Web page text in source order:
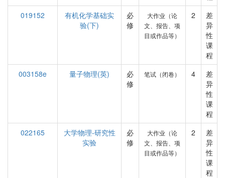
019152
有机化学基础实
验(下)
必
修
大作业（论
文、报告、项
目或作品等）
2
差
异
性
课
程
003158e
量子物理(英)
必
修
笔试（闭卷） 4
差
异
性
课
程
022165
大学物理-研究性
实验
必
修
大作业（论
文、报告、项
目或作品等）
2
差
异
性
课
程